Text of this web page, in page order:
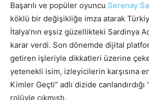
Başarılı ve popüler oyuncu Serenay
köklü bir değişikliğe imza atarak
İtalya’nın eşsiz güzellikteki Sardinya
karar verdi. Son dönemde dijital
getiren işleriyle dikkatleri üzerine
yetenekli isim, izleyicilerin karşısına
Kimler Geçti” adlı dizide canlandırdığı
rolüyle çıkmıştı.